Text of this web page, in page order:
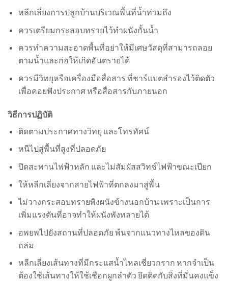
หลีกเลี่ยงการปลูกบ้านบริเวณพื้นที่น้ำท่วมถึง
ควรเตรียมกระสอบทรายไว้ทำผนังกั้นน้ำ
ควรทำความสะอาดพื้นที่อย่าให้มีเศษวัสดุที่สามารถลอย
ตามน้ำและก่อให้เกิดอันตรายได้
ควรมีวิทยุหรือเครื่องมือสื่อสาร ที่ชาร์แบตสำรองไว้ติดตัว
เพื่อคอยฟังประกาศ หรือสื่อสารกับภายนอก
วิธีการปฏิบัติ
ติดตามประกาศทางวิทยุ และโทรทัศน์
หนีไปสู่พื้นที่สูงที่ปลอดภัย
ปิดสะพานไฟฟ้าหลัก และไม่สัมผัสสวิทช์ไฟฟ้าขณะเปียก
ให้หลีกเลี่ยงจากสายไฟฟ้าที่ตกลงมาสู่พื้น
ไม่วางกระสอบทรายพิงผนังข้างนอกบ้าน เพราะเป็นการ
เพิ่มแรงดันที่อาจทำให้ผนังพังทลายได้
อพยพไปยังสถานที่ปลอดภัย พ้นจากแนวทางไหลของดิน
ถล่ม
หลีกเลี่ยงเส้นทางที่มีกระแสน้ำไหลเชี่ยวกราก หากจำเป็น
ต้องใช้เส้นทางให้ใช้เชือกผูกลำตัว ยึดติดกับสิ่งที่มั่นคงแข็ง